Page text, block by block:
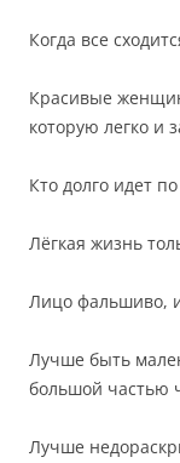
Когда все
Красивые
которую легко и
Кто долго идет
Лёгкая жизнь
Лицо фальшиво,
Лучше быть
большой частью
Лучше